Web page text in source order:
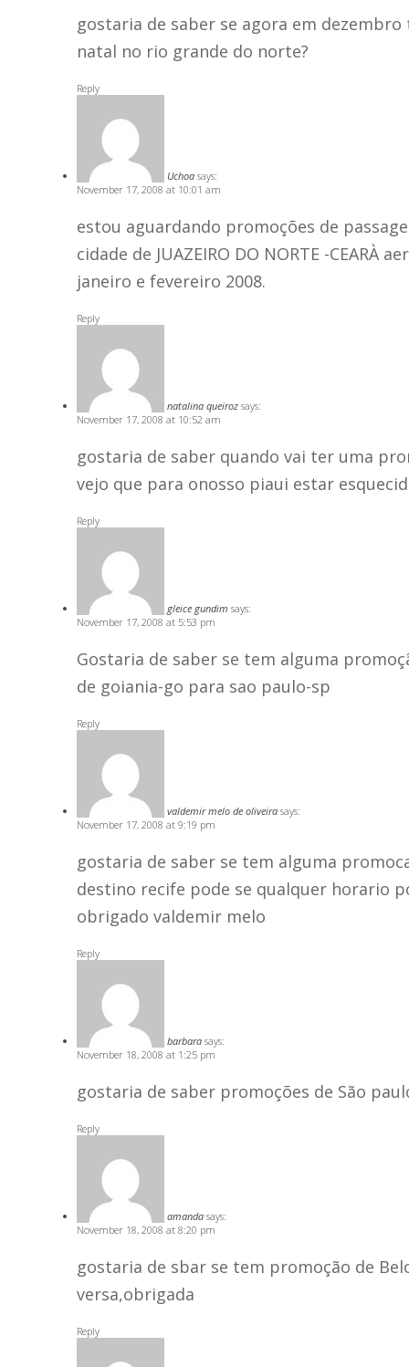
gostaria de saber se agora em
natal no rio grande do norte?
Reply
Uchoa says:
November 17, 2008 at 10:01 am
estou aguardando promoções de
cidade de JUAZEIRO DO NORTE -CEARÀ
janeiro e fevereiro 2008.
Reply
natalina queiroz says:
November 17, 2008 at 10:52 am
gostaria de saber quando vai ter uma
vejo que para onosso piaui estar
Reply
gleice gundim says:
November 17, 2008 at 5:53 pm
Gostaria de saber se tem alguma
de goiania-go para sao paulo-sp
Reply
valdemir melo de oliveira says:
November 17, 2008 at 9:19 pm
gostaria de saber se tem alguma
destino recife pode se qualquer horario
obrigado valdemir melo
Reply
barbara says:
November 18, 2008 at 1:25 pm
gostaria de saber promoções de São
Reply
amanda says:
November 18, 2008 at 8:20 pm
gostaria de sbar se tem promoção de
versa,obrigada
Reply